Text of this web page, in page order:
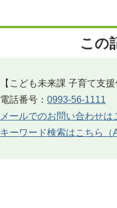
この
【こども未来課 子育て支援
電話番号： 0993-56-1111
メールでのお問い合わせは
キーワード検索はこちら（